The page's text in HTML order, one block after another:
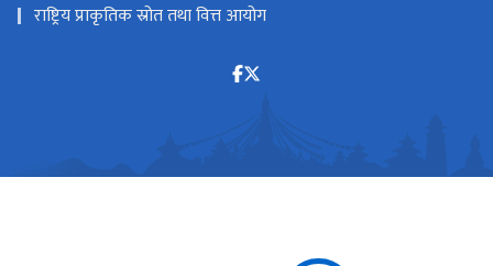
राष्ट्रिय प्राकृतिक स्रोत तथा वित्त आयोग